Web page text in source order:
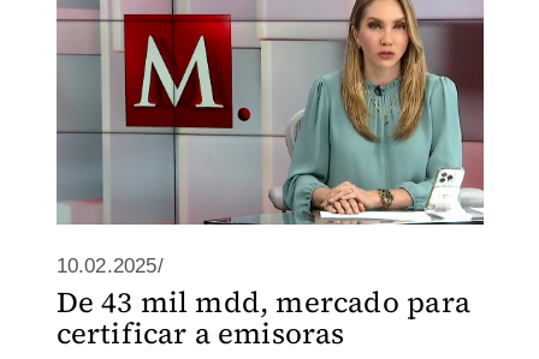
10.02.2025/
De 43 mil mdd, mercado para
certificar a emisoras